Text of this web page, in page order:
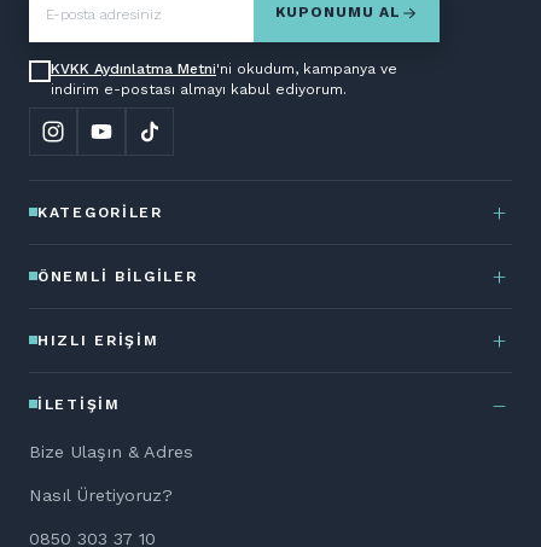
KUPONUMU AL
KVKK Aydınlatma Metni'ni okudum, kampanya ve
indirim e-postası almayı kabul ediyorum.
KATEGORILER
ÖNEMLI BILGILER
HIZLI ERIŞIM
İLETIŞIM
Bize Ulaşın & Adres
Nasıl Üretiyoruz?
0850 303 37 10